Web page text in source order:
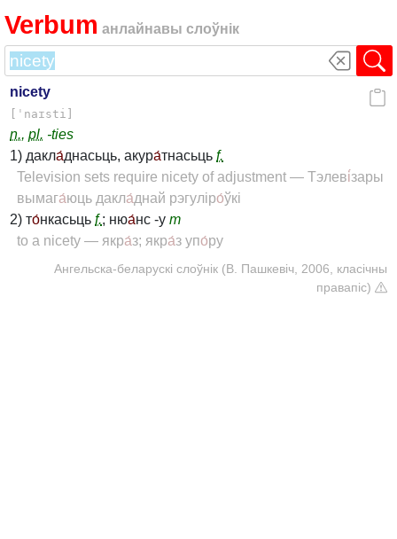
Verbum анлайнавы слоўнік
nicety
[ˈnaɪsti]
n., pl. -ties
1) дакла́днасьць, акура́тнасьць f.
Television sets require nicety of adjustment — Тэлеві́зары
вымага́юць дакла́днай рэгуліро́ўкі
2) то́нкасьць f.; нюа́нс -у m
to a nicety — якра́з; якра́з упо́ру
Ангельска-беларускі слоўнік (В. Пашкевіч, 2006, класічны
правапіс)